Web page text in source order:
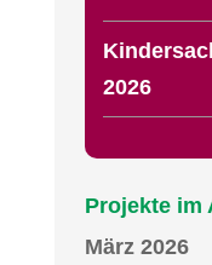
2026
Projekte im
März 2026